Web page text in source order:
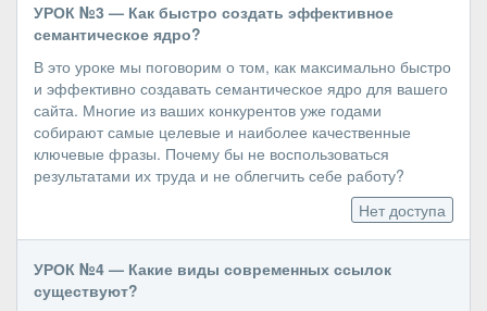
УРОК №3 — Как быстро создать эффективное
семантическое ядро?
В это уроке мы поговорим о том, как максимально быстро
и эффективно создавать семантическое ядро для вашего
сайта. Многие из ваших конкурентов уже годами
собирают самые целевые и наиболее качественные
ключевые фразы. Почему бы не воспользоваться
результатами их труда и не облегчить себе работу?
Нет доступа
УРОК №4 — Какие виды современных ссылок
существуют?